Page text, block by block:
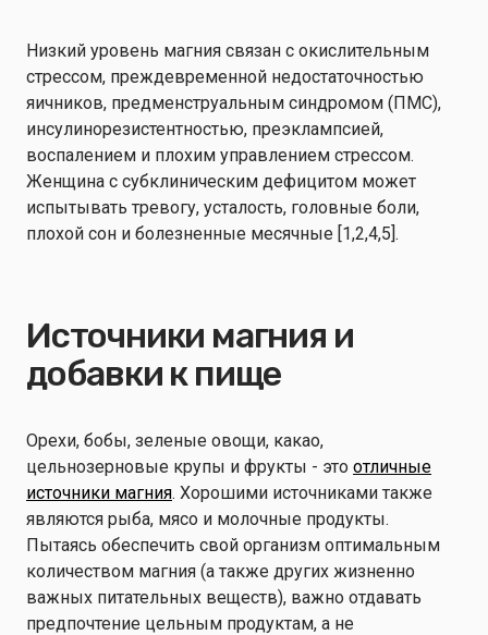
Низкий уровень магния связан с окислительным
стрессом, преждевременной недостаточностью
яичников, предменструальным синдромом (ПМС),
инсулинорезистентностью, преэклампсией,
воспалением и плохим управлением стрессом.
Женщина с субклиническим дефицитом может
испытывать тревогу, усталость, головные боли,
плохой сон и болезненные месячные [1,2,4,5].
Источники магния и
добавки к пище
Орехи, бобы, зеленые овощи, какао,
цельнозерновые крупы и фрукты - это отличные
источники магния. Хорошими источниками также
являются рыба, мясо и молочные продукты.
Пытаясь обеспечить свой организм оптимальным
количеством магния (а также других жизненно
важных питательных веществ), важно отдавать
предпочтение цельным продуктам, а не